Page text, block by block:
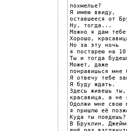
похмелье?
Я имею ввиду,
оставшееся от
Ну, тогда...
Можно я дам
Хорошо,
Но за эту ночь
я постарею на
Ты и тогда
Может, даже
понравишься мне
Я отвечу тебе
Я буду ждать.
Здесь живешь ты,
красавица, а не
Одолжи мне свою
я пришлю её
Куда ты поедешь?
В Бруклин,